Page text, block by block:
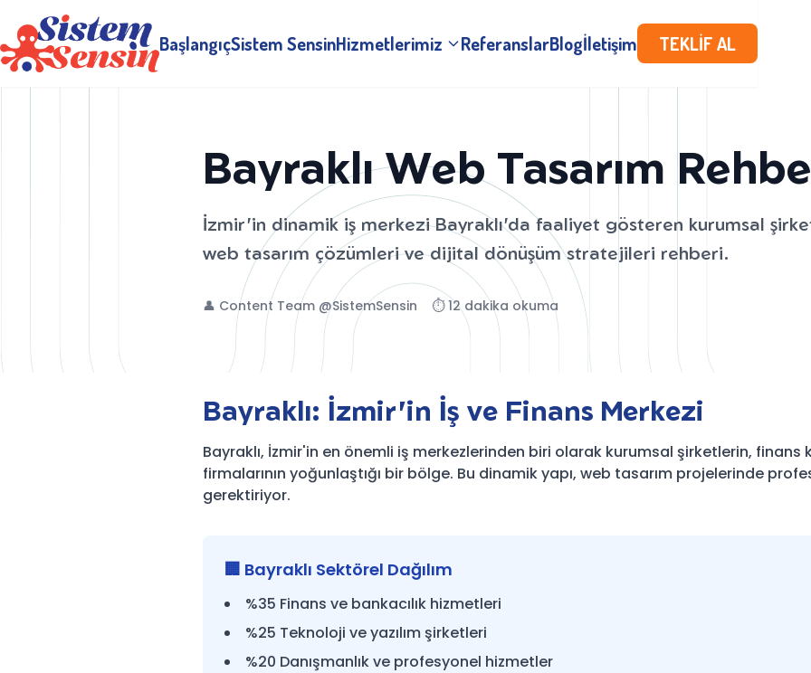
BaşlangıçSistem SensinHizmetlerimiz ReferanslarBlogİletişim TEKLİF AL
Bayraklı Web Tasarım
İzmir'in dinamik iş merkezi Bayraklı'da faaliyet gösteren kurumsal
web tasarım çözümleri ve dijital dönüşüm stratejileri rehberi.
👤 Content Team @SistemSensin ⏱️ 12 dakika okuma
Bayraklı: İzmir'in İş ve Finans Merkezi
Bayraklı, İzmir'in en önemli iş merkezlerinden biri olarak kurumsal şirketlerin, finans
firmalarının yoğunlaştığı bir bölge. Bu dinamik yapı, web tasarım projelerinde
gerektiriyor.
🏢 Bayraklı Sektörel Dağılım
%35 Finans ve bankacılık hizmetleri
%25 Teknoloji ve yazılım şirketleri
%20 Danışmanlık ve profesyonel hizmetler